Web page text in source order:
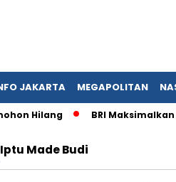
JAKARTA MEGAPOLITAN
Hilang BRI Maksimalkan
Iptu Made Budi